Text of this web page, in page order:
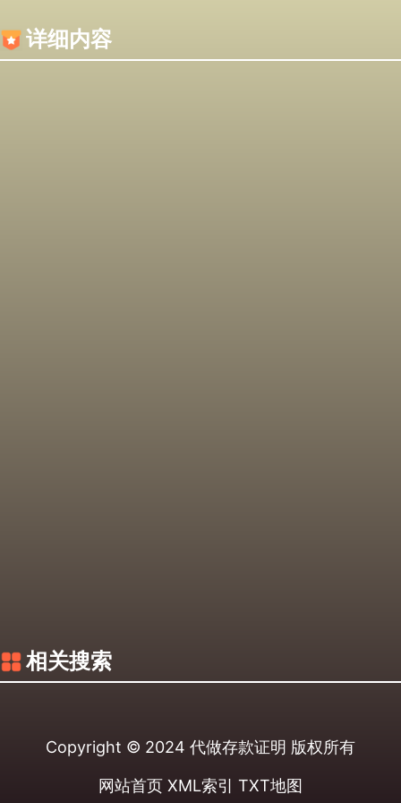
详细内容
相关搜索
Copyright © 2024 代做存款证明 版权所有
网站首页 XML索引 TXT地图